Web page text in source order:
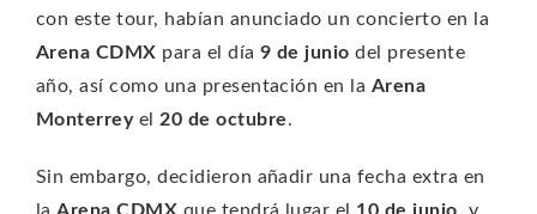
con este tour, habían anunciado un concierto en la
Arena CDMX para el día9 de juniodel presente
año, así como una presentación en la Arena
Monterrey el 20 de octubre.
Sin embargo, decidieron añadir una fecha extra en
laArena CDMX que tendrá lugar el 10 de junio, y